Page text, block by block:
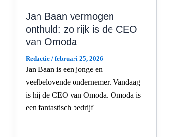
Jan Baan vermogen
onthuld: zo rijk is de CEO
van Omoda
Redactie / februari 25, 2026
Jan Baan is een jonge en
veelbelovende ondernemer. Vandaag
is hij de CEO van Omoda. Omoda is
een fantastisch bedrijf